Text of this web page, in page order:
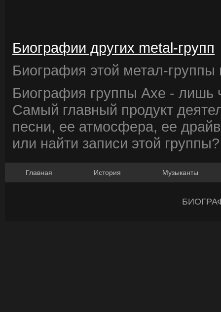
Биографии других metal-групп
Биография этой метал-группы
Биография группы Axe - лишь
Самый главный продукт
песни, ее атмосфера, ее
или найти записи этой группы?
Главная История Музыканты